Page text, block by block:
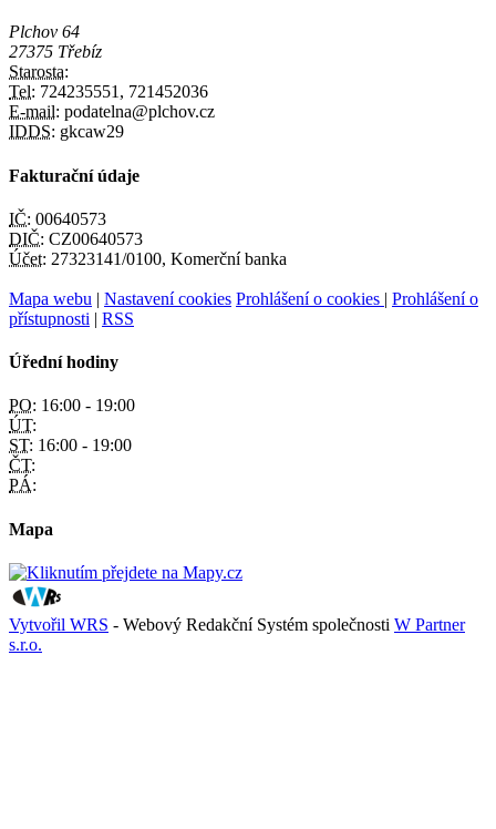
Plchov 64
27375 Třebíz
Starosta:
Tel: 724235551, 721452036
E-mail: podatelna@plchov.cz
IDDS: gkcaw29
Fakturační údaje
IČ: 00640573
DIČ: CZ00640573
Účet: 27323141/0100, Komerční banka
Mapa webu | Nastavení cookies Prohlášení o cookies | Prohlášení o
přístupnosti | RSS
Úřední hodiny
PO: 16:00 - 19:00
ÚT:
ST: 16:00 - 19:00
ČT:
PÁ:
Mapa
Vytvořil WRS - Webový Redakční Systém společnosti W Partner
s.r.o.